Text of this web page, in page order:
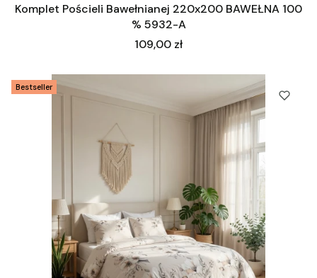
Komplet Pościeli Bawełnianej 220x200 BAWEŁNA 100
% 5932-A
Cena
109,00 zł
Bestseller